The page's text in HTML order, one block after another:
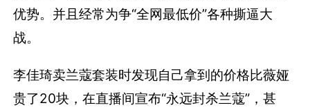
优势。并且经常为争“全网最低价”各种撕逼大
战。
李佳琦卖兰蔻套装时发现自己拿到的价格比薇娅
贵了20块，在直播间宣布“永远封杀兰蔻”，甚